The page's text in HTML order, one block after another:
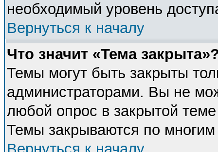
необходимый уровень
Вернуться к началу
Что значит «Тема
Темы могут быть закрыты
администраторами. Вы не
любой опрос в закрытой
Темы закрываются по